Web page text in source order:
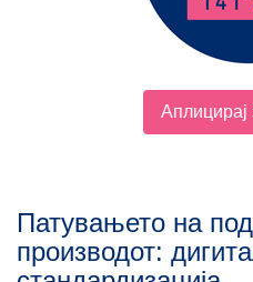
Аплицирај
Патувањето на
производот: